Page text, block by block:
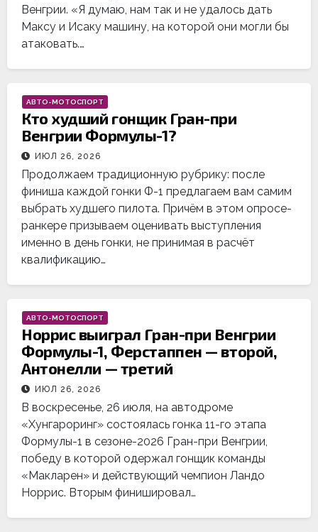
Венгрии. «Я думаю, нам так и не удалось дать
Максу и Исаку машину, на которой они могли бы
атаковать.…
АВТО-МОТОСПОРТ
Кто худший гонщик Гран-при
Венгрии Формулы-1?
ИЮЛ 26, 2026
Продолжаем традиционную рубрику: после
финиша каждой гонки Ф-1 предлагаем вам самим
выбрать худшего пилота. Причём в этом опросе-
ранкере призываем оценивать выступления
именно в день гонки, не принимая в расчёт
квалификацию…
АВТО-МОТОСПОРТ
Норрис выиграл Гран-при Венгрии
Формулы-1, Ферстаппен — второй,
Антонелли — третий
ИЮЛ 26, 2026
В воскресенье, 26 июля, на автодроме
«Хунгароринг» состоялась гонка 11-го этапа
Формулы-1 в сезоне-2026 Гран-при Венгрии,
победу в которой одержал гонщик команды
«Макларен» и действующий чемпион Ландо
Норрис. Вторым финишировал…